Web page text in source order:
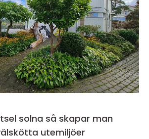
skapar man
utemiljöer